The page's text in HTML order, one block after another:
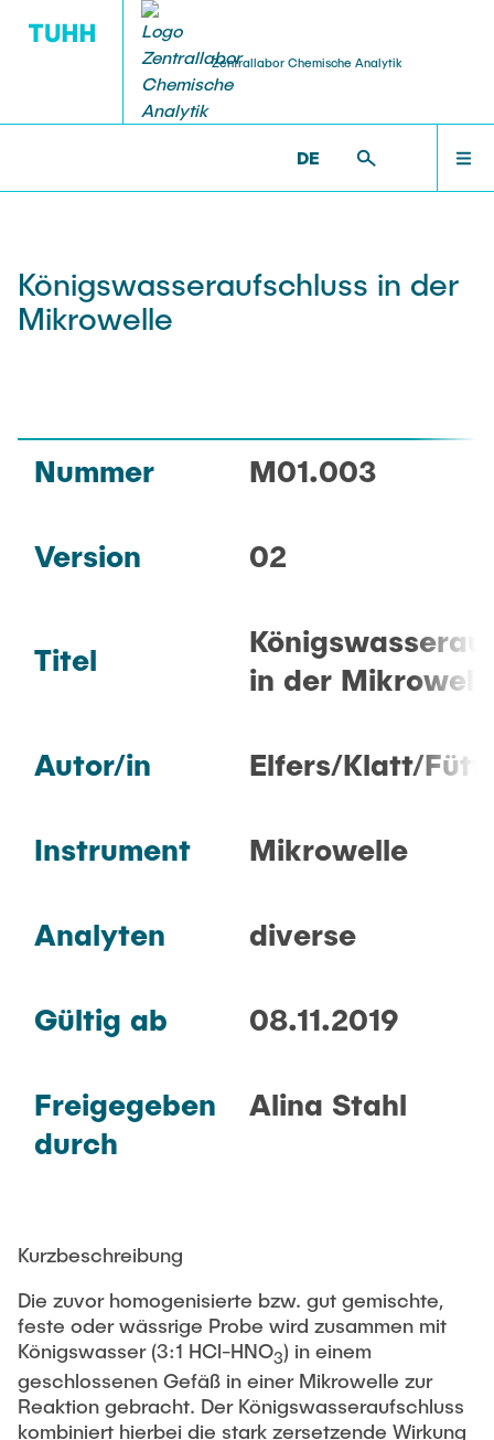
Zentrallabor Chemische Analytik
DE
SERVICE
Chemikalienausgabe
METHODEN
Königswasseraufschluss in der
Mikrowelle
Nummer M01.003
Version 02
Titel
in der
Autor/in Elfers/Klatt/
Instrument Mikrowelle
Analyten diverse
Gültig ab 08.11.2019
Freigegeben
durch
Alina Stahl
Kurzbeschreibung
Die zuvor homogenisierte bzw. gut gemischte,
feste oder wässrige Probe wird zusammen mit
Königswasser (3:1 HCl-HNO3) in einem
geschlossenen Gefäß in einer Mikrowelle zur
Reaktion gebracht. Der Königswasseraufschluss
kombiniert hierbei die stark zersetzende Wirkung